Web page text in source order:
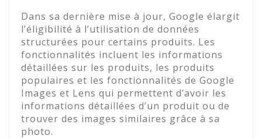
Dans sa dernière mise à jour, Google élargit
l’éligibilité à l’utilisation de données
structurées pour certains produits. Les
fonctionnalités incluent les informations
détaillées sur les produits, les produits
populaires et les fonctionnalités de Google
Images et Lens qui permettent d’avoir les
informations détaillées d’un produit ou de
trouver des images similaires grâce à sa
photo.